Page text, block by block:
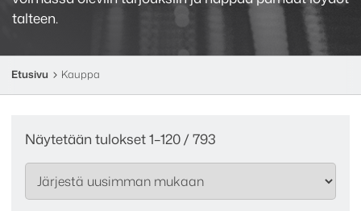
talteen.
Etusivu Kauppa
Näytetään tulokset 1–120 / 793
by